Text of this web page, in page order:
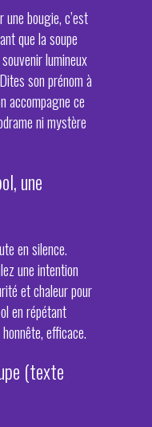
bougie, c’est
que la soupe
lumineux
son prénom à
accompagne ce
ni mystère
une
en silence.
une intention
et chaleur pour
en répétant
efficace.
(texte